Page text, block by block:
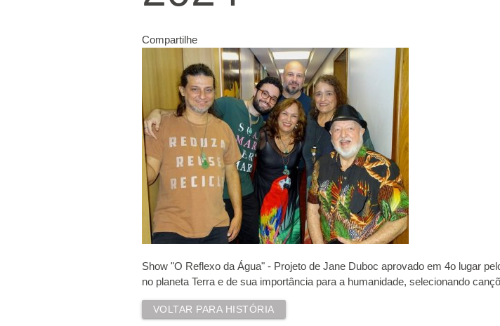
Compartilhe
Show "O Reflexo da Água" - Projeto de Jane Duboc aprovado em 4o lugar
no planeta Terra e de sua importância para a humanidade, selecionando
VOLTAR PARA HISTÓRIA